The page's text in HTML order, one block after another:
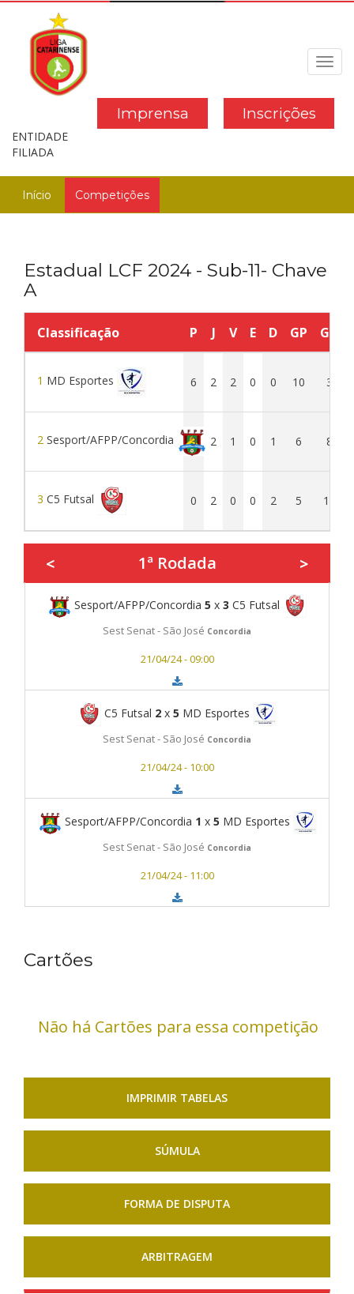
Inscrições
Imprensa
ENTIDADE
FILIADA
Início Competições
Estadual LCF 2024 - Sub-11- Chave
A
Classificação P J V E D GP GC
1 MD Esportes 6 2 2 0 0 10 3
2 Sesport/AFPP/Concordia 3 2 1 0 1 6 8
3 C5 Futsal 0 2 0 0 2 5 10
< 1ª Rodada >
Sesport/AFPP/Concordia 5 x 3 C5 Futsal
Sest Senat - São José Concordia
21/04/24 - 09:00
C5 Futsal 2 x 5 MD Esportes
Sest Senat - São José Concordia
21/04/24 - 10:00
Sesport/AFPP/Concordia 1 x 5 MD Esportes
Sest Senat - São José Concordia
21/04/24 - 11:00
Cartões
Não há Cartões para essa competição
IMPRIMIR TABELAS
SÚMULA
FORMA DE DISPUTA
ARBITRAGEM